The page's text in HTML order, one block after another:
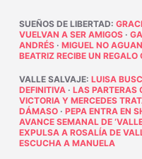
SUEÑOS DE LIBERTAD:
VUELVAN A SER AMIGOS·
ANDRÉS· MIGUEL NO
BEATRIZ RECIBE UN
VALLE SALVAJE: LUISA
DEFINITIVA· LAS PARTERAS
VICTORIA Y MERCEDES
DÁMASO· PEPA ENTRA EN
AVANCE SEMANAL DE
EXPULSA A ROSALÍA DE
ESCUCHA A MANUELA